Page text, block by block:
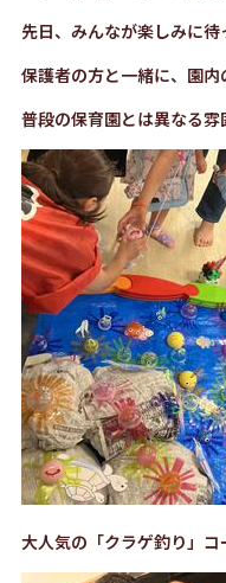
先日、みんなが楽しみに待
保護者の方と一緒に、園内
普段の保育園とは異なる雰
大人気の「クラゲ釣り」コ